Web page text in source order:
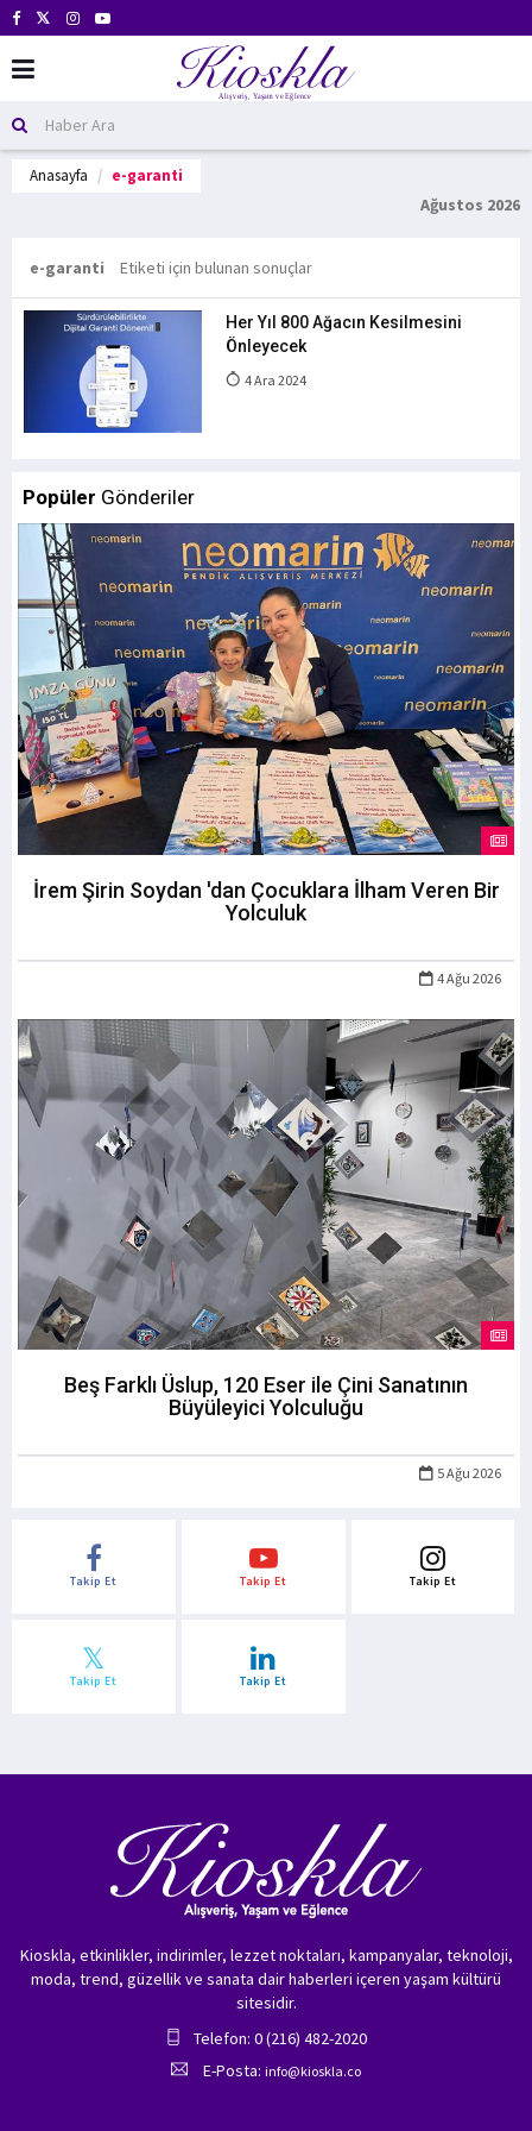
Anasayfa e-garanti
Ağustos 2026
e-garanti Etiketi için bulunan sonuçlar
Her Yıl 800 Ağacın Kesilmesini
Önleyecek
4 Ara 2024
Popüler Gönderiler
İrem Şirin Soydan 'dan Çocuklara İlham Veren Bir
Yolculuk
4 Ağu 2026
Beş Farklı Üslup, 120 Eser ile Çini Sanatının
Büyüleyici Yolculuğu
5 Ağu 2026
Takip Et Takip Et Takip Et
Takip Et Takip Et
Kioskla, etkinlikler, indirimler, lezzet noktaları, kampanyalar, teknoloji,
moda, trend, güzellik ve sanata dair haberleri içeren yaşam kültürü
sitesidir.
Telefon: 0 (216) 482-2020
E-Posta: info@kioskla.co